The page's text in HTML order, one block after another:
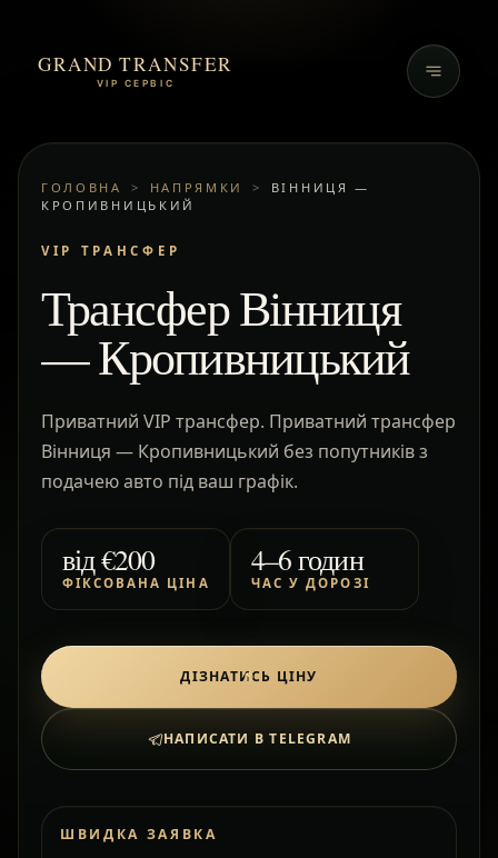
GRAND TRANSFER
VIP СЕРВІС
ГОЛОВНА > НАПРЯМКИ >
ВІННИЦЯ —
КРОПИВНИЦЬКИЙ
VIP ТРАНСФЕР
Трансфер Вінниця
— Кропивницький
Приватний VIP трансфер. Приватний трансфер
Вінниця — Кропивницький без попутників з
подачею авто під ваш графік.
від€200
ФІКСОВАНА ЦІНА
4–6 годин
ЧАС У ДОРОЗІ
ДІЗНАТИСЬ ЦІНУ
НАПИСАТИ В TELEGRAM
ШВИДКА ЗАЯВКА